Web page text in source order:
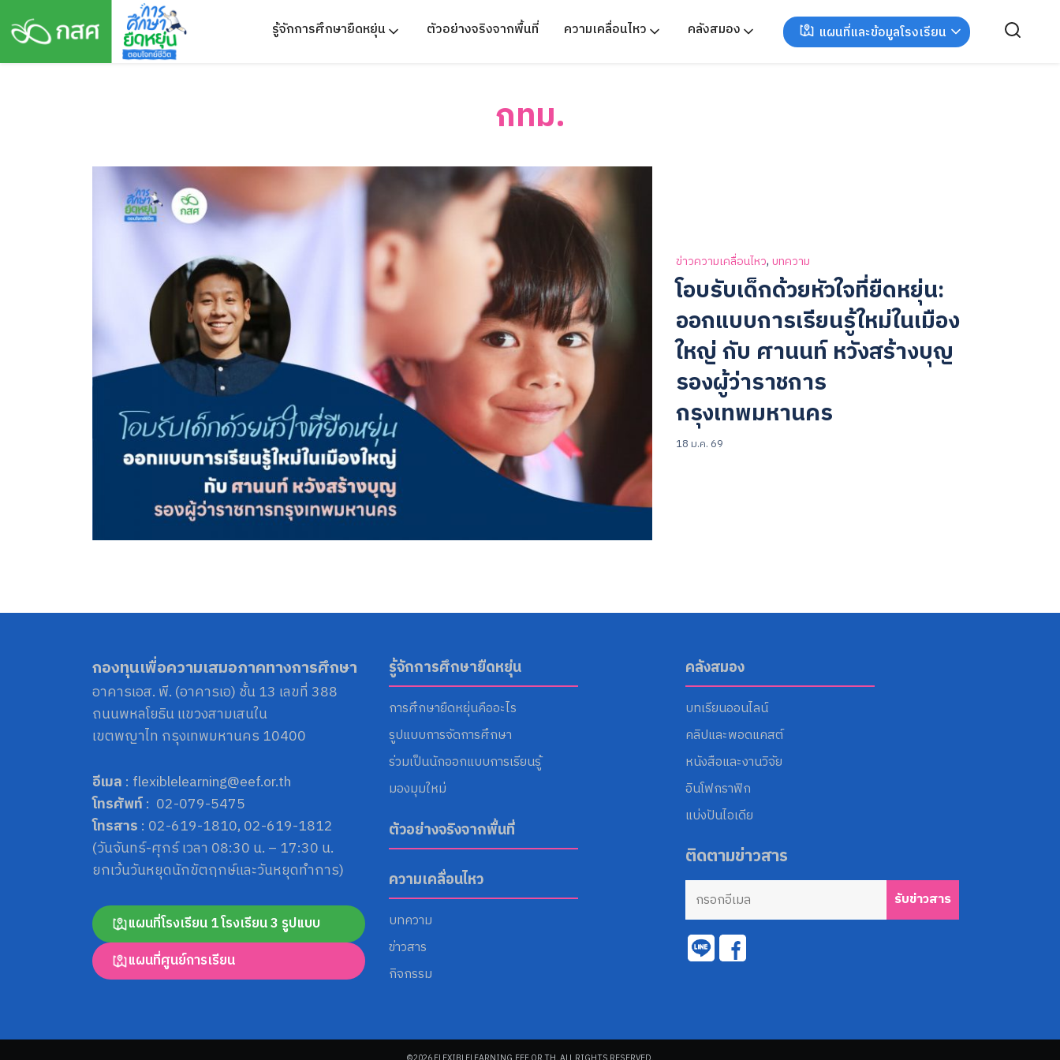
content
รู้จักการศึกษายืดหยุ่น ตัวอย่างจริงจากพื้นที่ ความเคลื่อนไหว คลังสมอง แผนที่และข้อมูลโรงเรียน
กทม.
ข่าวความเคลื่อนไหว,บทความ
โอบรับเด็กด้วยหัวใจที่ยืดหยุ่น:
ออกแบบการเรียนรู้ใหม่ในเมือง
ใหญ่ กับ ศานนท์ หวังสร้างบุญ
รองผู้ว่าราชการ
กรุงเทพมหานคร
18 ม.ค. 69
กองทุนเพื่อความเสมอภาคทางการศึกษา
อาคารเอส. พี. (อาคารเอ) ชั้น 13 เลขที่ 388
ถนนพหลโยธิน แขวงสามเสนใน
เขตพญาไท กรุงเทพมหานคร 10400
อีเมล : flexiblelearning@eef.or.th
โทรศัพท์: 02-079-5475
โทรสาร : 02-619-1810, 02-619-1812
(วันจันทร์-ศุกร์ เวลา 08:30 น. – 17:30 น.
ยกเว้นวันหยุดนักขัตฤกษ์และวันหยุดทำการ)
แผนที่โรงเรียน 1 โรงเรียน 3 รูปแบบ
แผนที่ศูนย์การเรียน
รู้จักการศึกษายืดหยุ่น
การศึกษายืดหยุ่นคืออะไร
รูปแบบการจัดการศึกษา
ร่วมเป็นนักออกแบบการเรียนรู้
มองมุมใหม่
ตัวอย่างจริงจากพื้นที่
ความเคลื่อนไหว
บทความ
ข่าวสาร
กิจกรรม
คลังสมอง
บทเรียนออนไลน์
คลิปและพอดแคสต์
หนังสือและงานวิจัย
อินโฟกราฟิก
แบ่งปันไอเดีย
ติดตามข่าวสาร